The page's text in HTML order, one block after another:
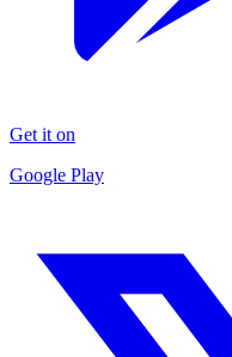
Get it on
Google Play